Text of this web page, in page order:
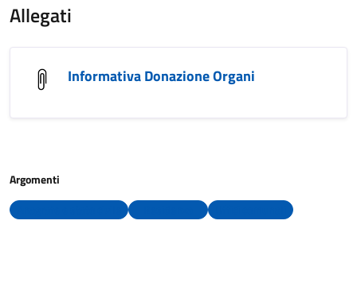
Allegati
Informativa Donazione Organi
Argomenti